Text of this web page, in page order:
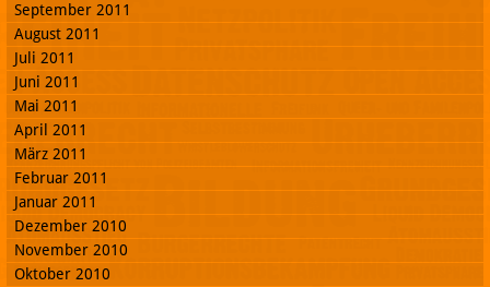
September 2011
August 2011
Juli 2011
Juni 2011
Mai 2011
April 2011
März 2011
Februar 2011
Januar 2011
Dezember 2010
November 2010
Oktober 2010